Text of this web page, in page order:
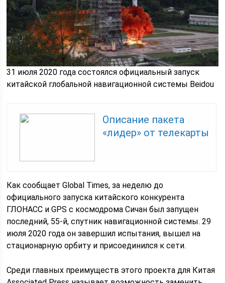
31 июля 2020 года состоялся официальный запуск
китайской глобальной навигационной системы Beidou
Описание пакета
«лидер» от телекарты
Как сообщает Global Times, за неделю до
официального запуска китайского конкурента
ГЛОНАСС и GPS с космодрома Сичан был запущен
последний, 55-й, спутник навигационной системы. 29
июля 2020 года он завершил испытания, вышел на
стационарную орбиту и присоединился к сети.
Среди главных преимуществ этого проекта для Китая